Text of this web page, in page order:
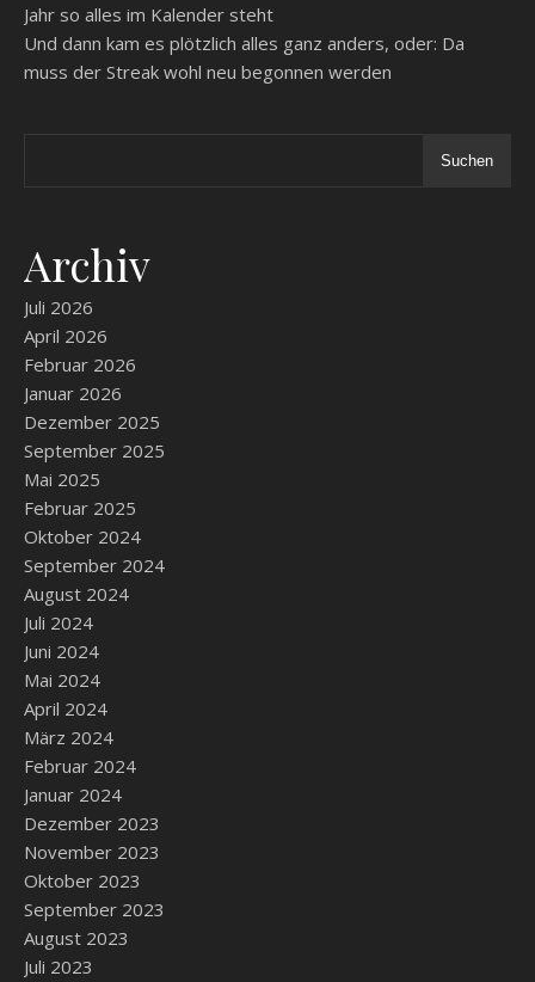
Jahr so alles im Kalender steht
Und dann kam es plötzlich alles ganz anders, oder: Da
muss der Streak wohl neu begonnen werden
Suchen
Archiv
Juli 2026
April 2026
Februar 2026
Januar 2026
Dezember 2025
September 2025
Mai 2025
Februar 2025
Oktober 2024
September 2024
August 2024
Juli 2024
Juni 2024
Mai 2024
April 2024
März 2024
Februar 2024
Januar 2024
Dezember 2023
November 2023
Oktober 2023
September 2023
August 2023
Juli 2023